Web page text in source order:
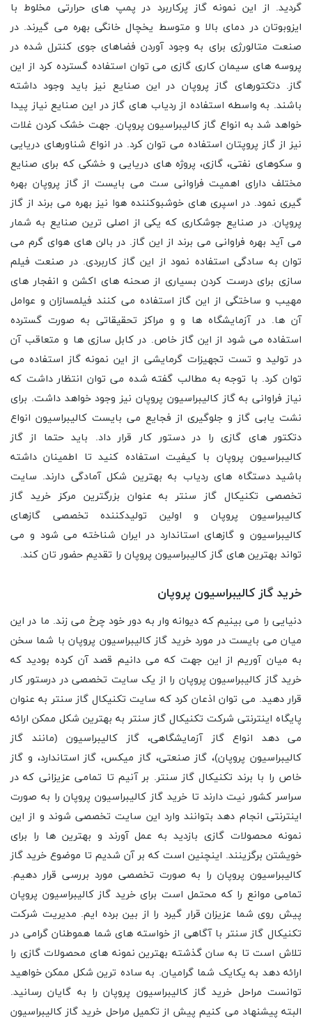
گردید. از این نمونه گاز پرکاربرد در پمپ های حرارتی مخلوط با
ایزوبوتان در دمای بالا و متوسط یخچال خانگی بهره می گیرند. در
صنعت متالورژی برای به وجود آوردن فضاهای جوی کنترل شده در
پروسه های سیمان کاری گازی می توان استفاده گسترده کرد از این
گاز. دتکتورهای گاز پروپان در این صنایع نیز باید وجود داشته
باشند. به واسطه استفاده از ردیاب های گاز در این صنایع نیاز پیدا
خواهد شد به انواع گاز کالیبراسیون پروپان. جهت خشک کردن غلات
نیز از گاز پروپتان استفاده می توان کرد. در انواع شناورهای دریایی
و سکوهای نفتی، گازی، پروژه های دریایی و خشکی که برای صنایع
مختلف دارای اهمیت فراوانی ست می بایست از گاز پروپان بهره
گیری نمود. در اسپری های خوشبوکننده هوا نیز بهره می برند از گاز
پروپان. در صنایع جوشکاری که یکی از اصلی ترین صنایع به شمار
می آید بهره فراوانی می برند از این گاز. در بالن های هوای گرم می
توان به سادگی استفاده نمود از این گاز کاربردی. در صنعت فیلم
سازی برای درست کردن بسیاری از صحنه های اکشن و انفجار های
مهیب و ساختگی از این گاز استفاده می کنند فیلمسازان و عوامل
آن ها. در آزمایشگاه ها و و مراکز تحقیقاتی به صورت گسترده
استفاده می شود از این گاز خاص. در کابل سازی ها و متعاقب آن
در تولید و تست تجهیزات گرمایشی از این نمونه گاز استفاده می
توان کرد. با توجه به مطالب گفته شده می توان انتظار داشت که
نیاز فراوانی به گاز کالیبراسیون پروپان نیز وجود خواهد داشت. برای
نشت یابی گاز و جلوگیری از فجایع می بایست کالیبراسیون انواع
دتکتور های گازی را در دستور کار قرار داد. باید حتما از گاز
کالیبراسیون پروپان با کیفیت استفاده کنید تا اطمینان داشته
باشید دستگاه های ردیاب به بهترین شکل آمادگی دارند. سایت
تخصصی تکنیکال گاز سنتر به عنوان بزرگترین مرکز خرید گاز
کالیبراسیون پروپان و اولین تولیدکننده تخصصی گازهای
کالیبراسیون و گازهای استاندارد در ایران شناخته می شود و می
تواند بهترین های گاز کالیبراسیون پروپان را تقدیم حضور تان کند.
خرید گاز کالیبراسیون پروپان
دنیایی را می بینیم که دیوانه وار به دور خود چرخ می زند. ما در این
میان می بایست در مورد خرید گاز کالیبراسیون پروپان با شما سخن
به میان آوریم از این جهت که می دانیم قصد آن کرده بودید که
خرید گاز کالیبراسیون پروپان را از یک سایت تخصصی در درستور کار
قرار دهید. می توان اذعان کرد که سایت تکنیکال گاز سنتر به عنوان
پایگاه اینترنتی شرکت تکنیکال گاز سنتر به بهترین شکل ممکن ارائه
می دهد انواع گاز آزمایشگاهی، گاز کالیبراسیون (مانند گاز
کالیبراسیون پروپان)، گاز صنعتی، گاز میکس، گاز استاندارد، و گاز
خاص را با برند تکنیکال گاز سنتر. بر آنیم تا تمامی عزیزانی که در
سراسر کشور نیت دارند تا خرید گاز کالیبراسیون پروپان را به صورت
اینترنتی انجام دهد بتوانند وارد این سایت تخصصی شوند و از این
نمونه محصولات گازی بازدید به عمل آورند و بهترین ها را برای
خویشتن برگزینند. اینچنین است که بر آن شدیم تا موضوع خرید گاز
کالیبراسیون پروپان را به صورت تخصصی مورد بررسی قرار دهیم.
تمامی موانع را که محتمل است برای خرید گاز کالیبراسیون پروپان
پیش روی شما عزیزان قرار گیرد را از بین برده ایم. مدیریت شرکت
تکنیکال گاز سنتر با آگاهی از خواسته های شما هموطنان گرامی در
تلاش است تا به سان گذشته بهترین نمونه های محصولات گازی را
ارائه دهد به یکایک شما گرامیان. به ساده ترین شکل ممکن خواهید
توانست مراحل خرید گاز کالیبراسیون پروپان را به گایان رسانید.
البته پیشنهاد می کنیم پیش از تکمیل مراحل خرید گاز کالیبراسیون